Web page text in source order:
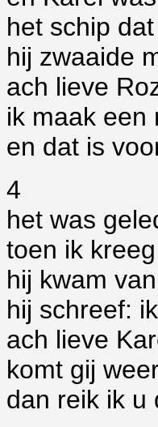
het schip
hij zwaaide
ach lieve
ik maak een
en dat is
4
het was
toen ik
hij kwam
hij schreef:
ach lieve
komt gij
dan reik ik u